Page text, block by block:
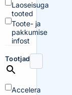
Laoseisuga
tooted
Toote- ja
pakkumise
infost
Tootjad
Accelera